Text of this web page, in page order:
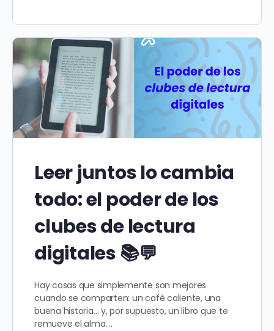
Leer juntos lo cambia
todo: el poder de los
clubes de lectura
digitales 📚💬
Hay cosas que simplemente son mejores
cuando se comparten: un café caliente, una
buena historia… y, por supuesto, un libro que te
remueve el alma.…